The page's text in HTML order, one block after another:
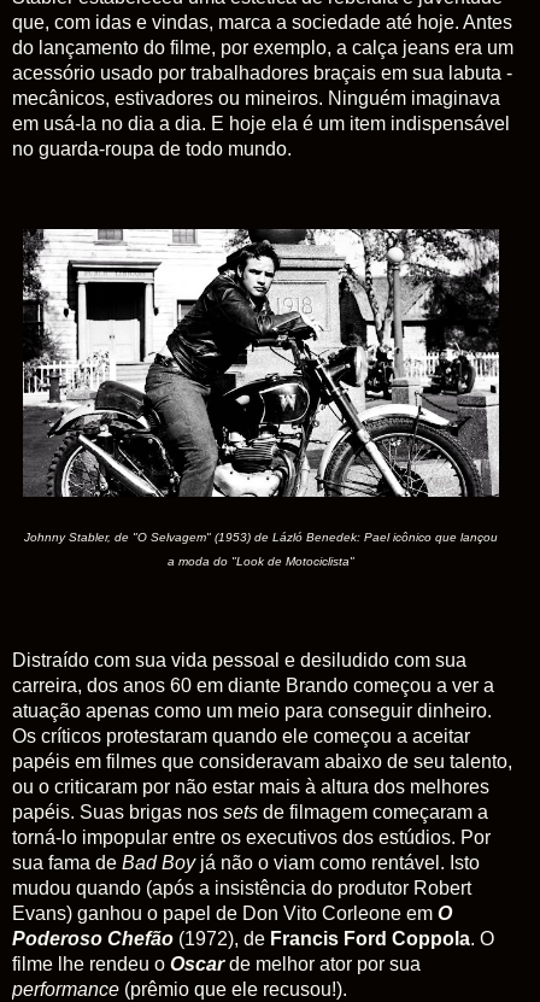
que, com idas e vindas, marca a sociedade até hoje. Antes
do lançamento do filme, por exemplo, a calça jeans era um
acessório usado por trabalhadores braçais em sua labuta -
mecânicos, estivadores ou mineiros. Ninguém imaginava
em usá-la no dia a dia. E hoje ela é um item indispensável
no guarda-roupa de todo mundo.
Johnny Stabler, de "O Selvagem" (1953) de Lázló Benedek: Pael icônico que lançou
a moda do "Look de Motociclista"
Distraído com sua vida pessoal e desiludido com sua
carreira, dos anos 60 em diante Brando começou a ver a
atuação apenas como um meio para conseguir dinheiro.
Os críticos protestaram quando ele começou a aceitar
papéis em filmes que consideravam abaixo de seu talento,
ou o criticaram por não estar mais à altura dos melhores
papéis. Suas brigas nos sets de filmagem começaram a
torná-lo impopular entre os executivos dos estúdios. Por
sua fama de Bad Boy já não o viam como rentável. Isto
mudou quando (após a insistência do produtor Robert
Evans) ganhou o papel de Don Vito Corleone em O
Poderoso Chefão (1972), de Francis Ford Coppola. O
filme lhe rendeu o Oscarde melhor ator por sua
performance (prêmio que ele recusou!).